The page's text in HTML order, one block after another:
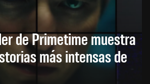
de Primetime muestra
más intensas de